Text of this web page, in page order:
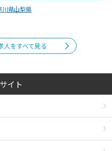
川県山梨県
人をすべて見る
イト